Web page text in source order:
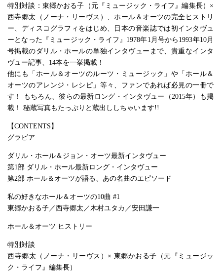
特別対談：東郷かおる子（元『ミュージック・ライフ』編集長）×
西寺郷太（ノーナ・リーヴス）、ホール＆オーツの完全ヒストリ
ー、ディスコグラフィをはじめ、日本の音楽誌では初インタヴュ
ーとなった『ミュージック・ライフ』1978年1月号から1993年10月
号掲載のダリル・ホールの単独インタヴューまで、貴重なインタ
ヴュー記事、14本を一挙掲載！
他にも「ホール＆オーツのルーツ・ミュージック」や「ホール＆
オーツのアレンジ・レシピ」等々、ファンであれば必見の一冊で
す！ もちろん、彼らの最新ロング・インタヴュー（2015年）も掲
載！ 秘蔵写真もたっぷりと蔵出ししちゃいます!!
【CONTENTS】
グラビア
ダリル・ホール＆ジョン・オーツ最新インタヴュー
第1部 ダリル・ホール最新ロング・インタヴュー
第2部 ホール＆オーツが語る、あの名曲のエピソード
私の好きなホール＆オーツの10曲 #1
東郷かおる子／西寺郷太／木村ユタカ／安田謙一
ホール＆オーツ ヒストリー
特別対談
西寺郷太（ノーナ・リーヴス）× 東郷かおる子（元『ミュージッ
ク・ライフ』編集長）